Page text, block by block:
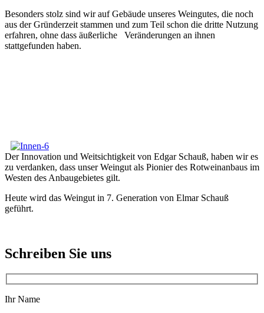
Besonders stolz sind wir auf Gebäude unseres Weingutes, die noch
aus der Gründerzeit stammen und zum Teil schon die dritte Nutzung
erfahren, ohne dass äußerliche Veränderungen an ihnen
stattgefunden haben.
Der Innovation und Weitsichtigkeit von Edgar Schauß, haben wir es
zu verdanken, dass unser Weingut als Pionier des Rotweinanbaus im
Westen des Anbaugebietes gilt.
Heute wird das Weingut in 7. Generation von Elmar Schauß
geführt.
Schreiben Sie uns
Ihr Name